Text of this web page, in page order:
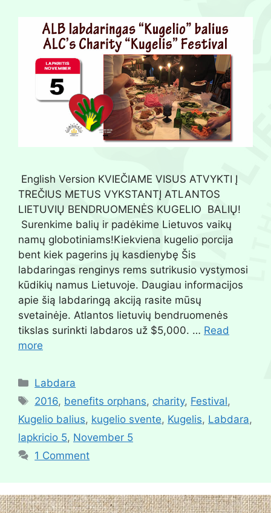
English Version KVIEČIAME VISUS ATVYKTI Į
TREČIUS METUS VYKSTANTĮ ATLANTOS
LIETUVIŲ BENDRUOMENĖS KUGELIO BALIŲ!
Surenkime balių ir padėkime Lietuvos vaikų
namų globotiniams!Kiekviena kugelio porcija
bent kiek pagerins jų kasdienybę Šis
labdaringas renginys rems sutrikusio vystymosi
kūdikių namus Lietuvoje. Daugiau informacijos
apie šią labdaringą akciją rasite mūsų
svetainėje. Atlantos lietuvių bendruomenės
tikslas surinkti labdaros už $5,000. … Read
more
Labdara
2016, benefits orphans, charity, Festival,
Kugelio balius, kugelio svente, Kugelis, Labdara,
lapkricio 5, November 5
1 Comment